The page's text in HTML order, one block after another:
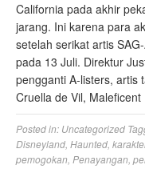
California pada akhir
jarang. Ini karena para
setelah serikat artis
pada 13 Juli. Direktur
pengganti A-listers, artis
Cruella de Vil,
Posted in: Uncategorized
Disneyland Haunted
pemogokan Penayangan